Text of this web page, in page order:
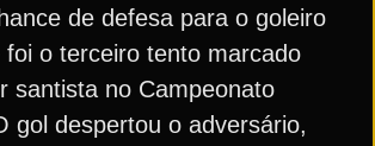
de defesa para o goleiro
foi o terceiro tento marcado
santista no Campeonato
gol despertou o adversário,